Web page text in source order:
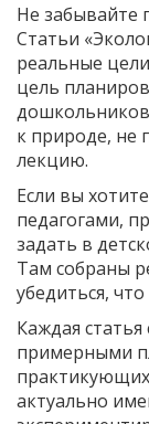
Не забывайте
Статьи
реальные
цель
к природе, не
лекцию.
Если вы
педагогами,
задать в
Там собраны
убедиться,
Каждая
примерными
актуально